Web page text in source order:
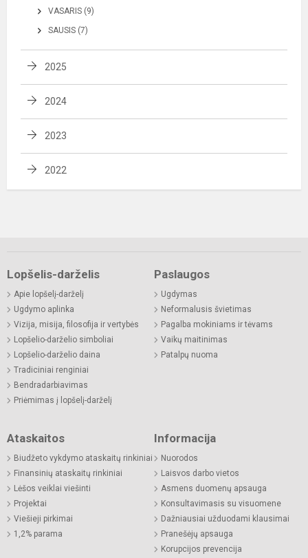
VASARIS (9)
SAUSIS (7)
2025
2024
2023
2022
Lopšelis-darželis
Apie lopšelį-darželį
Ugdymo aplinka
Vizija, misija, filosofija ir vertybės
Lopšelio-darželio simboliai
Lopšelio-darželio daina
Tradiciniai renginiai
Bendradarbiavimas
Priėmimas į lopšelį-darželį
Paslaugos
Ugdymas
Neformalusis švietimas
Pagalba mokiniams ir tėvams
Vaikų maitinimas
Patalpų nuoma
Ataskaitos
Biudžeto vykdymo ataskaitų rinkiniai
Finansinių ataskaitų rinkiniai
Lėšos veiklai viešinti
Projektai
Viešieji pirkimai
1,2% parama
Informacija
Nuorodos
Laisvos darbo vietos
Asmens duomenų apsauga
Konsultavimasis su visuomene
Dažniausiai užduodami klausimai
Pranešėjų apsauga
Korupcijos prevencija